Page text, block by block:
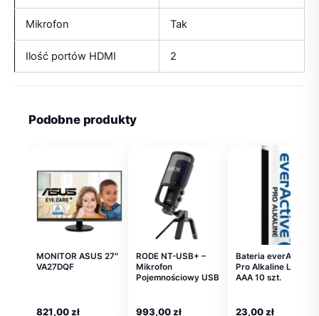
Mikrofon Tak
Ilość portów HDMI 2
Podobne produkty
MONITOR ASUS 27″
VA27DQF
821,00zł
RODE NT-USB+ –
Mikrofon
Pojemnościowy USB
993,00zł
Bateria everActive
Pro Alkaline LR03
AAA 10 szt.
23,00zł